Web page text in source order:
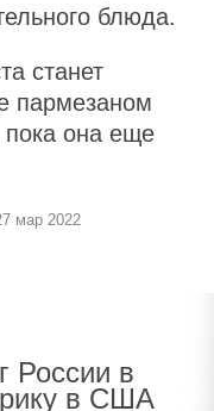
блюда.
станет
пармезаном
она еще
мар 2022
России в
в США